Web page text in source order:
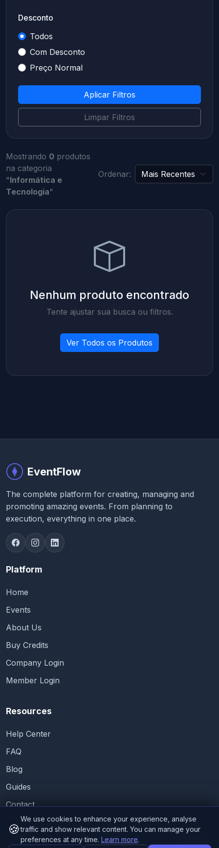
Desconto
Todos
Com Desconto
Preço Normal
Aplicar Filtros
Limpar Filtros
Mostrando 0 produtos
na categoria
"Informática e
Tecnologia"
Ordenar:
Nenhum produto encontrado
Tente ajustar sua busca ou filtros.
Ver Todos os Produtos
EventFlow
The complete platform for creating, managing and
promoting amazing events. From planning to
execution, everything in one place.
Platform
Home
Events
About Us
Buy Credits
Company Login
Member Login
Resources
Help Center
FAQ
Blog
Guides
Contact
Contact
🍪
We use cookies to enhance your experience, analyse
traffic and show relevant content. You can manage your
preferences at any time. Learn more.